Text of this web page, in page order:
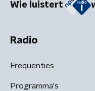
Wie luistert
Radio
Frequenties
Programma's